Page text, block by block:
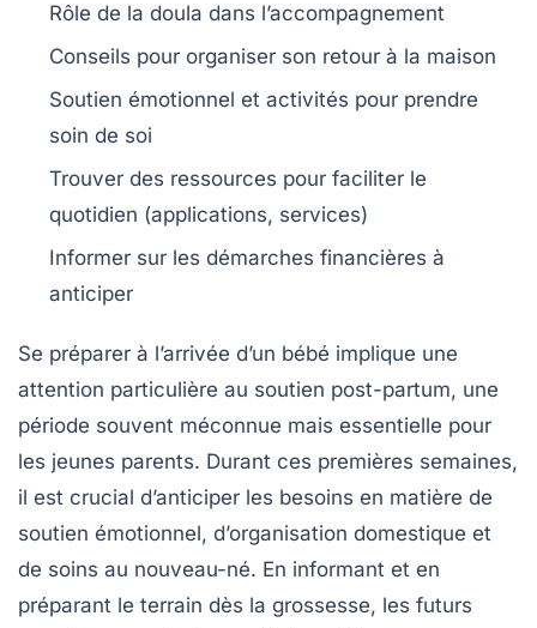
Rôle de la doula dans l’accompagnement
Conseils pour organiser son retour à la maison
Soutien émotionnel et activités pour prendre
soin de soi
Trouver des ressources pour faciliter le
quotidien (applications, services)
Informer sur les démarches financières à
anticiper
Se préparer à l’arrivée d’un bébé implique une
attention particulière au soutien post-partum, une
période souvent méconnue mais essentielle pour
les jeunes parents. Durant ces premières semaines,
il est crucial d’anticiper les besoins en matière de
soutien émotionnel, d’organisation domestique et
de soins au nouveau-né. En informant et en
préparant le terrain dès la grossesse, les futurs